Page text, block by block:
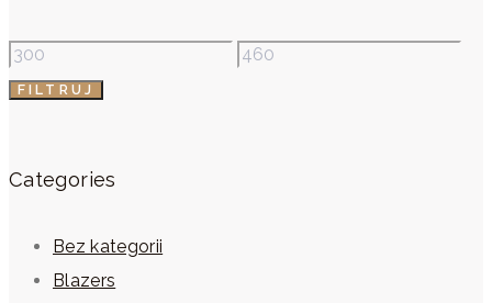
FILTRUJ
Categories
Bez kategorii
Blazers